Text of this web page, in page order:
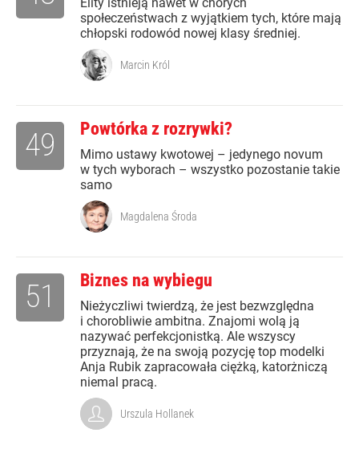
społeczeństwach z wyjątkiem tych, które mają
chłopski rodowód nowej klasy średniej.
Marcin Król
Powtórka z rozrywki?
Mimo ustawy kwotowej – jedynego novum
w tych wyborach – wszystko pozostanie takie
samo
49
Magdalena Środa
Biznes na wybiegu
Nieżyczliwi twierdzą, że jest bezwzględna
i chorobliwie ambitna. Znajomi wolą ją
nazywać perfekcjonistką. Ale wszyscy
przyznają, że na swoją pozycję top modelki
Anja Rubik zapracowała ciężką, katorżniczą
niemal pracą.
51
Urszula Hollanek